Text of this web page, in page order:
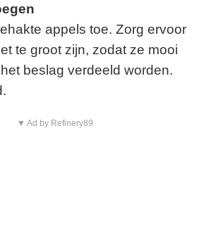
appels toe. Zorg ervoor
te groot zijn, zodat ze mooi
beslag verdeeld worden.
▼ Ad by Refinery89